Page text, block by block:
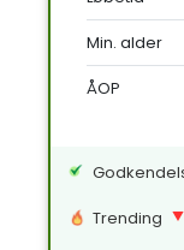
Min. alder
ÅOP
Trending